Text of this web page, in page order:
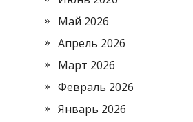
Май 2026
Апрель 2026
Март 2026
Февраль 2026
Январь 2026